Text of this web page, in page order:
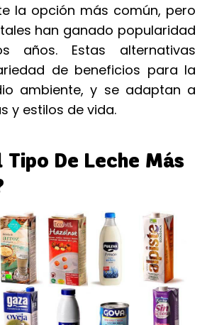
la opción más común, pero
han ganado popularidad
años. Estas alternativas
de beneficios para la
ambiente, y se adaptan a
y estilos de vida.
Tipo De Leche Más